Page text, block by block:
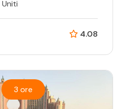
4.08
3 ore